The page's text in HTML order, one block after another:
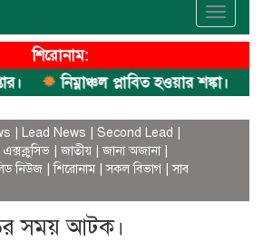
Toggle
শিরোনাম:
নিম্নাঞ্চল প্লাবিত হওয়ার শঙ্কা।
Lead News Second Lead
এক্সক্লুসিভ |জাতীয় |জানা অজানা|
নিউজ |শিরোনাম|সকল বিভাগ|সাব
সময় আটক।